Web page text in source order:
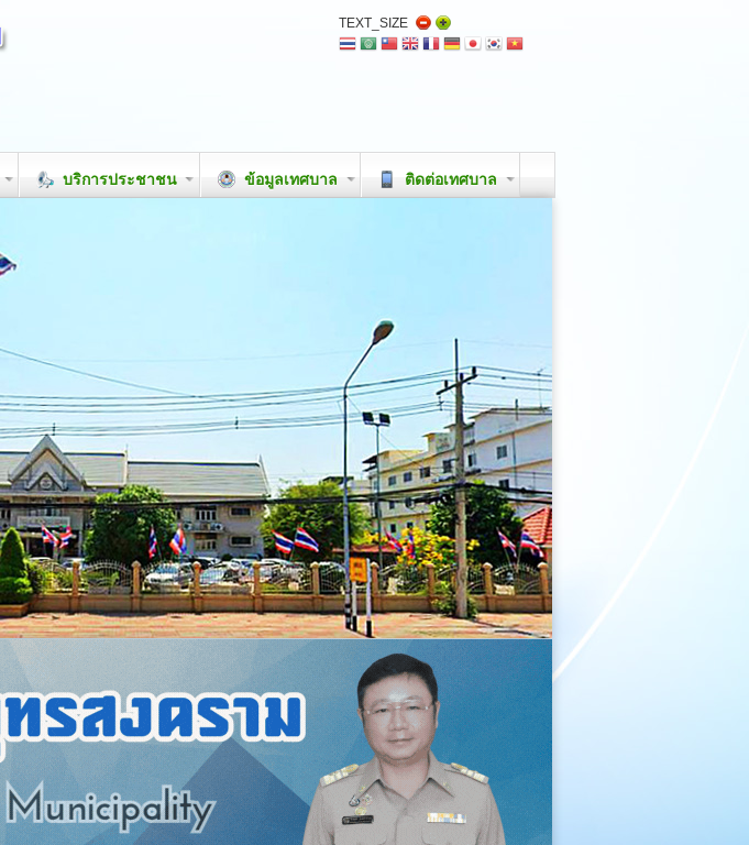
TEXT_SIZE
บริการประชาชน ข้อมูลเทศบาล ติดต่อเทศบาล